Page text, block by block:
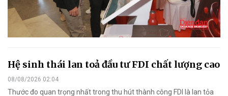
Hệ sinh thái lan toả đầu tư FDI chất lượng cao
08/08/2026 02:04
Thước đo quan trọng nhất trong thu hút thành công FDI là lan tỏa